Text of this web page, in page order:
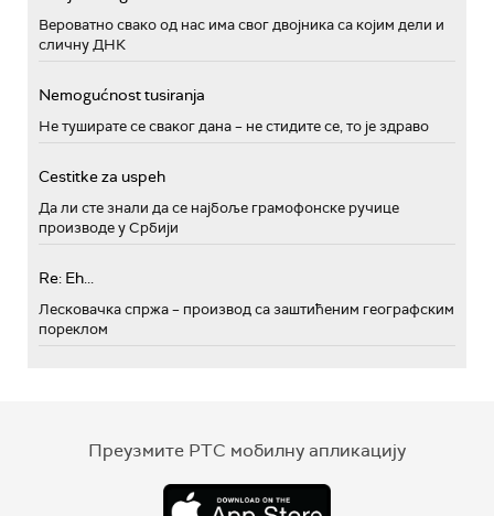
Вероватно свако од нас има свог двојника са којим дели и
сличну ДНК
Nemogućnost tusiranja
Не туширате се сваког дана – не стидите се, то је здраво
Cestitke za uspeh
Да ли сте знали да се најбоље грамофонске ручице
производе у Србији
Re: Eh...
Лесковачка спржа – производ са заштићеним географским
пореклом
Преузмите РТС мобилну апликацију